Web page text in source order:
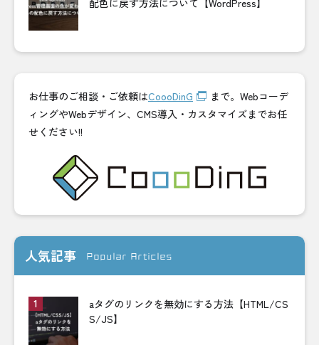
配色に戻す方法について【WordPress】
お仕事のご相談・ご依頼はCoooDinG
まで。Webコーデ
ィングやWebデザイン、CMS導入・カスタマイズまでお任
せください!!
人気記事 Popular Articles
aタグのリンクを無効にする方法【HTML/CS
S/JS】